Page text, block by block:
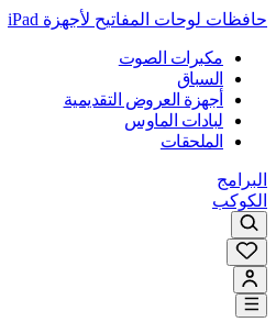
حافظات لوحات المفاتيح لأجهزة ‏iPad
مكبرات الصوت
السباق
أجهزة العروض التقديمية
لبادات الماوس
الملحقات
البرامج
الكوكب